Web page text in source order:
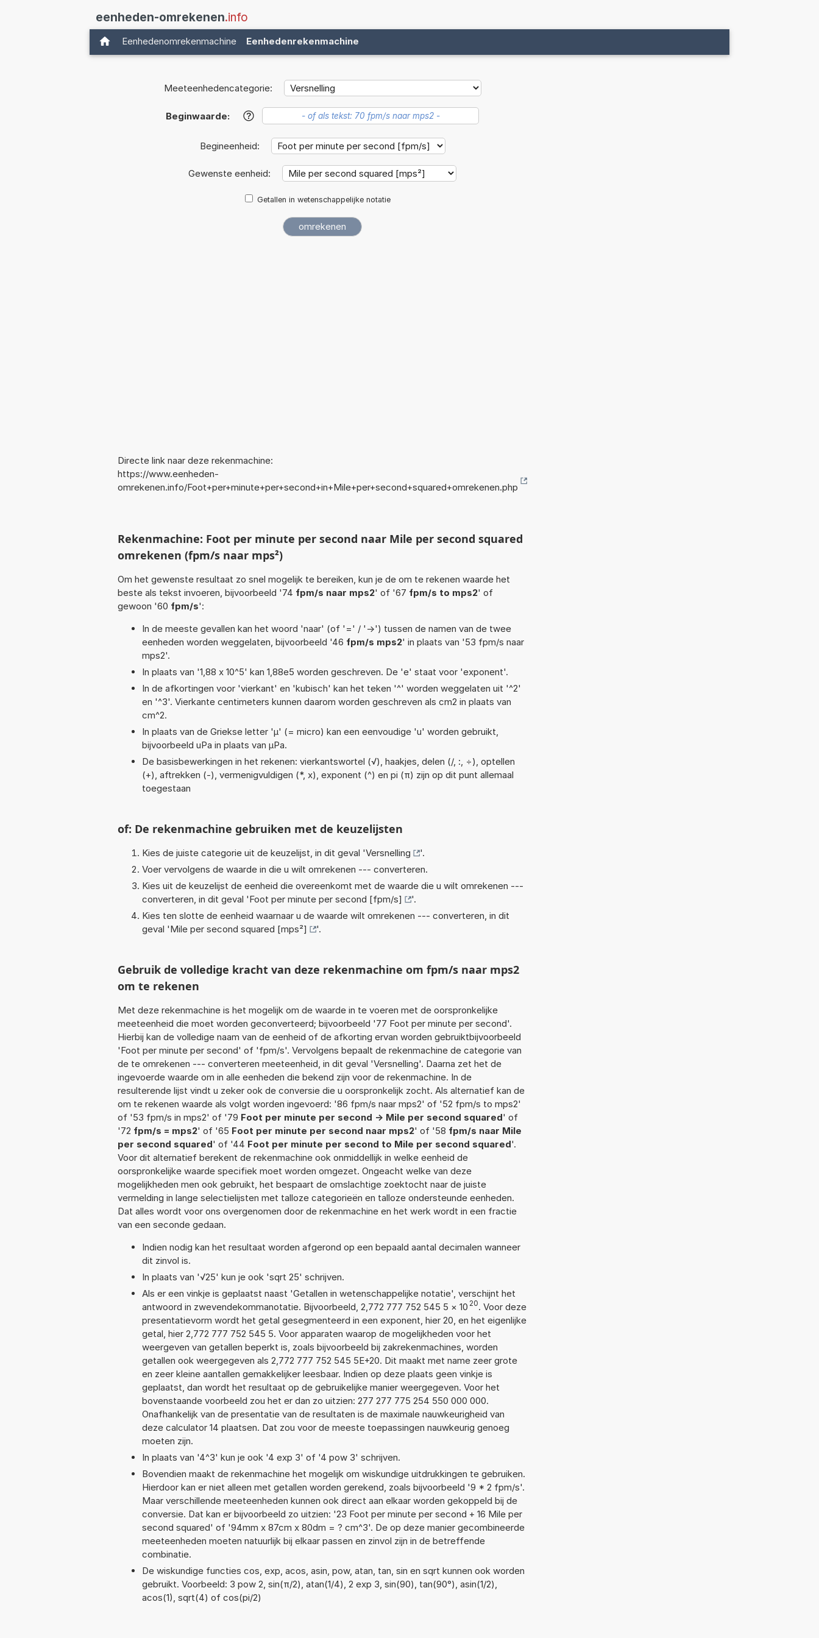
eenheden-omrekenen.info
Eenhedenomrekenmachine Eenhedenrekenmachine
Meeteenhedencategorie:
Beginwaarde: ?
Begineenheid:
Gewenste eenheid:
Getallen in wetenschappelijke notatie
Directe link naar deze rekenmachine:
https://www.eenheden-
omrekenen.info/Foot+per+minute+per+second+in+Mile+per+second+squared+omrekenen.php
Rekenmachine: Foot per minute per second naar Mile per second squared
omrekenen (fpm/s naar mps²)
Om het gewenste resultaat zo snel mogelijk te bereiken, kun je de om te rekenen waarde het
beste als tekst invoeren, bijvoorbeeld '74 fpm/s naar mps2' of '67 fpm/s to mps2' of
gewoon '60 fpm/s':
In de meeste gevallen kan het woord 'naar' (of '=' / '->') tussen de namen van de twee
eenheden worden weggelaten, bijvoorbeeld '46 fpm/s mps2' in plaats van '53 fpm/s naar
mps2'.
In plaats van '1,88 x 10^5' kan 1,88e5 worden geschreven. De 'e' staat voor 'exponent'.
In de afkortingen voor 'vierkant' en 'kubisch' kan het teken '^' worden weggelaten uit '^2'
en '^3'. Vierkante centimeters kunnen daarom worden geschreven als cm2 in plaats van
cm^2.
In plaats van de Griekse letter 'µ' (= micro) kan een eenvoudige 'u' worden gebruikt,
bijvoorbeeld uPa in plaats van µPa.
De basisbewerkingen in het rekenen: vierkantswortel (√), haakjes, delen (/, :, ÷), optellen
(+), aftrekken (-), vermenigvuldigen (*, x), exponent (^) en pi (π) zijn op dit punt allemaal
toegestaan
of: De rekenmachine gebruiken met de keuzelijsten
Kies de juiste categorie uit de keuzelijst, in dit geval 'Versnelling
'.
Voer vervolgens de waarde in die u wilt omrekenen --- converteren.
Kies uit de keuzelijst de eenheid die overeenkomt met de waarde die u wilt omrekenen ---
converteren, in dit geval 'Foot per minute per second [fpm/s]
'.
Kies ten slotte de eenheid waarnaar u de waarde wilt omrekenen --- converteren, in dit
geval 'Mile per second squared [mps²] '.
Gebruik de volledige kracht van deze rekenmachine om fpm/s naar mps2
om te rekenen
Met deze rekenmachine is het mogelijk om de waarde in te voeren met de oorspronkelijke
meeteenheid die moet worden geconverteerd; bijvoorbeeld '77 Foot per minute per second'.
Hierbij kan de volledige naam van de eenheid of de afkorting ervan worden gebruiktbijvoorbeeld
'Foot per minute per second' of 'fpm/s'. Vervolgens bepaalt de rekenmachine de categorie van
de te omrekenen --- converteren meeteenheid, in dit geval 'Versnelling'. Daarna zet het de
ingevoerde waarde om in alle eenheden die bekend zijn voor de rekenmachine. In de
resulterende lijst vindt u zeker ook de conversie die u oorspronkelijk zocht. Als alternatief kan de
om te rekenen waarde als volgt worden ingevoerd: '86 fpm/s naar mps2' of '52 fpm/s to mps2'
of '53 fpm/s in mps2' of '79 Foot per minute per second -> Mile per second squared' of
'72 fpm/s = mps2' of '65 Foot per minute per second naar mps2' of '58 fpm/s naar Mile
per second squared' of '44 Foot per minute per second to Mile per second squared'.
Voor dit alternatief berekent de rekenmachine ook onmiddellijk in welke eenheid de
oorspronkelijke waarde specifiek moet worden omgezet. Ongeacht welke van deze
mogelijkheden men ook gebruikt, het bespaart de omslachtige zoektocht naar de juiste
vermelding in lange selectielijsten met talloze categorieën en talloze ondersteunde eenheden.
Dat alles wordt voor ons overgenomen door de rekenmachine en het werk wordt in een fractie
van een seconde gedaan.
Indien nodig kan het resultaat worden afgerond op een bepaald aantal decimalen wanneer
dit zinvol is.
In plaats van '√25' kun je ook 'sqrt 25' schrijven.
Als er een vinkje is geplaatst naast 'Getallen in wetenschappelijke notatie', verschijnt het
antwoord in zwevendekommanotatie. Bijvoorbeeld, 2,772 777 752 545 5 × 10 20. Voor deze
presentatievorm wordt het getal gesegmenteerd in een exponent, hier 20, en het eigenlijke
getal, hier 2,772 777 752 545 5. Voor apparaten waarop de mogelijkheden voor het
weergeven van getallen beperkt is, zoals bijvoorbeeld bij zakrekenmachines, worden
getallen ook weergegeven als 2,772 777 752 545 5E+20. Dit maakt met name zeer grote
en zeer kleine aantallen gemakkelijker leesbaar. Indien op deze plaats geen vinkje is
geplaatst, dan wordt het resultaat op de gebruikelijke manier weergegeven. Voor het
bovenstaande voorbeeld zou het er dan zo uitzien: 277 277 775 254 550 000 000.
Onafhankelijk van de presentatie van de resultaten is de maximale nauwkeurigheid van
deze calculator 14 plaatsen. Dat zou voor de meeste toepassingen nauwkeurig genoeg
moeten zijn.
In plaats van '4^3' kun je ook '4 exp 3' of '4 pow 3' schrijven.
Bovendien maakt de rekenmachine het mogelijk om wiskundige uitdrukkingen te gebruiken.
Hierdoor kan er niet alleen met getallen worden gerekend, zoals bijvoorbeeld '9 * 2 fpm/s'.
Maar verschillende meeteenheden kunnen ook direct aan elkaar worden gekoppeld bij de
conversie. Dat kan er bijvoorbeeld zo uitzien: '23 Foot per minute per second + 16 Mile per
second squared' of '94mm x 87cm x 80dm = ? cm^3'. De op deze manier gecombineerde
meeteenheden moeten natuurlijk bij elkaar passen en zinvol zijn in de betreffende
combinatie.
De wiskundige functies cos, exp, acos, asin, pow, atan, tan, sin en sqrt kunnen ook worden
gebruikt. Voorbeeld: 3 pow 2, sin(π/2), atan(1/4), 2 exp 3, sin(90), tan(90°), asin(1/2),
acos(1), sqrt(4) of cos(pi/2)